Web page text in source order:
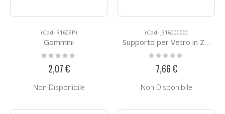
(Cod. R1609P)
Gommini
Rating:
2,07 €
Non Disponibile
(Cod. J31600000)
Supporto per Vetro in Zamac J31600000
Rating:
7,66 €
Non Disponibile